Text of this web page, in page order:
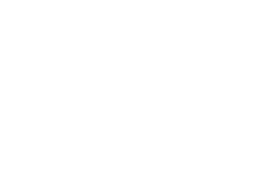
al Servizio o nella
applicabile dal
il Servizio, e per
esclusivamente ai
dei Servizi per i
non commerciale,